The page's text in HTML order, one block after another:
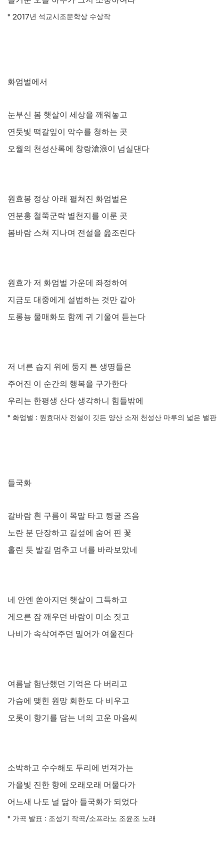
* 2017년 석교시조문학상 수상작
화엄벌에서
눈부신 봄 햇살이 세상을 깨워놓고
연둣빛 떡갈잎이 악수를 청하는 곳
오월의 천성산록에 창랑滄浪이 넘실댄다
원효봉 정상 아래 펼쳐진 화엄벌은
연분홍 철쭉군락 별천지를 이룬 곳
봄바람 스쳐 지나며 전설을 읊조린다
원효가 저 화엄벌 가운데 좌정하여
지금도 대중에게 설법하는 것만 같아
도롱뇽 물매화도 함께 귀 기울여 듣는다
저 너른 습지 위에 둥지 튼 생명들은
주어진 이 순간의 행복을 구가한다
우리는 한평생 산다 생각하니 힘들밖에
* 화엄벌 : 원효대사 전설이 깃든 양산 소재 천성산 마루의 넓은 벌판
들국화
갈바람 흰 구름이 목말 타고 뒹굴 즈음
노란 분 단장하고 길섶에 숨어 핀 꽃
홀린 듯 발길 멈추고 너를 바라보았네
네 안엔 쏟아지던 햇살이 그득하고
게으른 잠 깨우던 바람이 미소 짓고
나비가 속삭여주던 밀어가 여울진다
여름날 험난했던 기억은 다 버리고
가슴에 맺힌 원망 회한도 다 비우고
오롯이 향기를 담는 너의 고운 마음씨
소박하고 수수해도 두리에 번져가는
가을빛 진한 향에 오래오래 머물다가
어느새 나도 널 닮아 들국화가 되었다
* 가곡 발표 : 조성기 작곡/소프라노 조윤조 노래